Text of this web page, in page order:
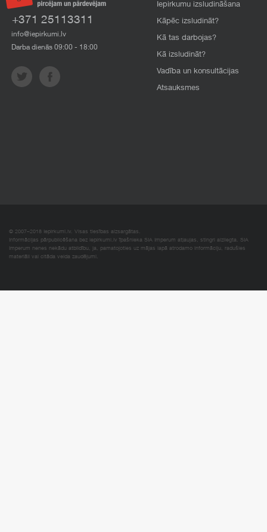
+371 25113311
info@iepirkumi.lv
Darba dienās 09:00 - 18:00
Iepirkumu izsludināšana
Kāpēc izsludināt?
Kā tas darbojas?
Kā izsludināt?
Vadība un konsultācijas
Atsauksmes
© 2007–2018 Iepirkumi.lv. Visas tiesības aizsargātas.
Informācijas pārpublicēšana bez iepirkumi.lv īpašnieka SIA Imperum atļaujas, stingri aizliegta. SIA
Imperum nenes nekādu atbildību, ja, pamatojoties uz mājas lapā atrodamo informāciju, radušies
materiāli vai citāda veida zaudējumi.